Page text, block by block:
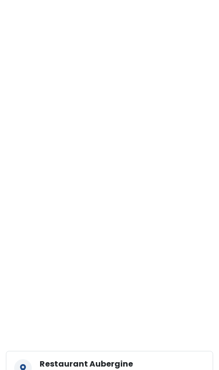
Restaurant Aubergine